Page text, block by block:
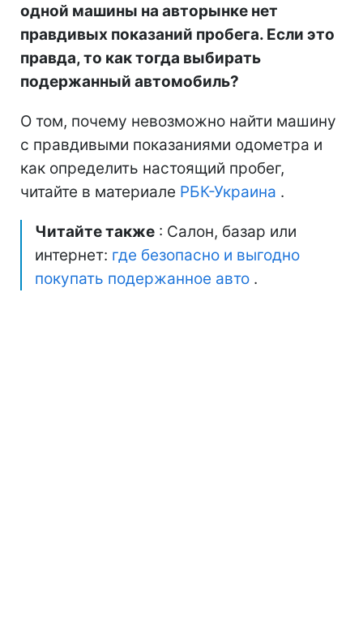
одной машины на авторынке нет
правдивых показаний пробега. Если это
правда, то как тогда выбирать
подержанный автомобиль?
О том, почему невозможно найти машину
с правдивыми показаниями одометра и
как определить настоящий пробег,
читайте в материале РБК-Украина .
Читайте также : Салон, базар или
интернет: где безопасно и выгодно
покупать подержанное авто .